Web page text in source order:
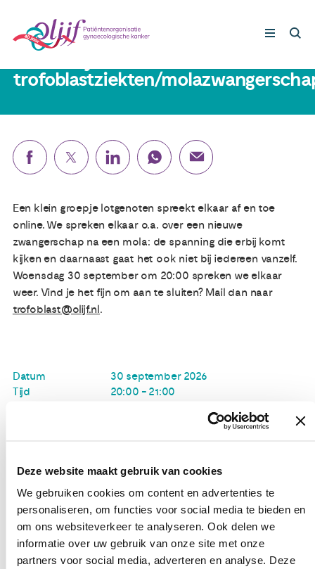
Deze website maakt gebruik van cookies
We gebruiken cookies om content en advertenties te
personaliseren, om functies voor social media te bieden en
om ons websiteverkeer te analyseren. Ook delen we
informatie over uw gebruik van onze site met onze
partners voor social media, adverteren en analyse. Deze
Nieuws
Agenda
Ervaringsdeskundigheid
Contact
Lotgenoten
Leven met/na kanker
Steun ons
30 september 2026
trofoblastziekten/
Een klein groepje lotgenoten spreekt elkaar af en toe
online. We spreken elkaar o.a. over een nieuwe
zwangerschap na een mola: de spanning die erbij komt
kijken en daarnaast gaat het ook niet bij iedereen vanzelf.
Woensdag 30 september om 20:00 spreken we elkaar
weer. Vind je het fijn om aan te sluiten? Mail dan naar
trofoblast@olijf.nl.
Datum
30 september 2026
Tijd
20:00 - 21:00
vrouwen die er recent mee te maken heeft gehad en een
groep vrouwen bij wie het wat langer is geleden. Iedereen
is dus welkom, dus ook als het al wat langer is geleden!